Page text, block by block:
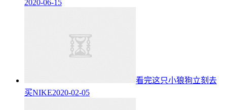
2020-06-15
看完这只小狼狗立刻去
买NIKE2020-02-05